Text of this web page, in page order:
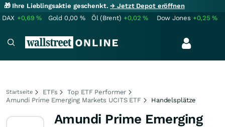
🎁 Ihre Lieblingsaktie geschenkt.→ Jetzt Depot eröffnen
DAX +0,69% Gold 0,00 % Öl (Brent) +0,02% Dow Jones +0,25%
Startseite ETFs
Top ETF Performer
Amundi Prime Emerging Markets UCITS ETF
Handelsplätze
Amundi Prime Emerging